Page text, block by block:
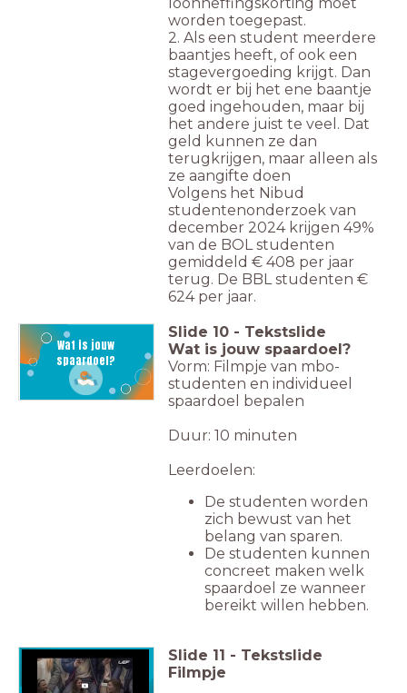
loonheffingskorting moet
worden toegepast.
2. Als een student meerdere
baantjes heeft, of ook een
stagevergoeding krijgt. Dan
wordt er bij het ene baantje
goed ingehouden, maar bij
het andere juist te veel. Dat
geld kunnen ze dan
terugkrijgen, maar alleen als
ze aangifte doen
Volgens het Nibud
studentenonderzoek van
december 2024 krijgen 49%
van de BOL studenten
gemiddeld € 408 per jaar
terug. De BBL studenten €
624 per jaar.
Wat is jouw
spaardoel?
Slide 10 - Tekstslide
Wat is jouw spaardoel?
Vorm: Filmpje van mbo-
studenten en individueel
spaardoel bepalen
Duur: 10 minuten
Leerdoelen:
De studenten worden
zich bewust van het
belang van sparen.
De studenten kunnen
concreet maken welk
spaardoel ze wanneer
bereikt willen hebben.
Spaar jij? Slide 11 - Tekstslide
Filmpje